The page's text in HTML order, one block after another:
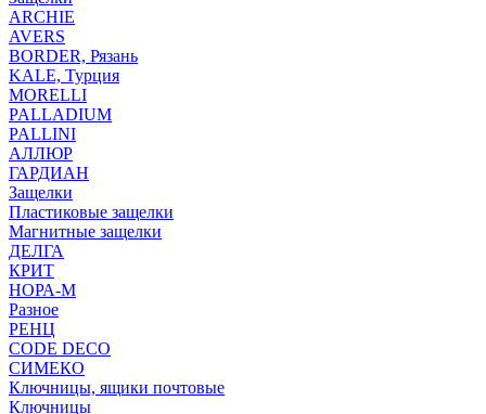
ARCHIE
AVERS
BORDER, Рязань
KALE, Турция
MORELLI
PALLADIUM
PALLINI
АЛЛЮР
ГАРДИАН
Защелки
Пластиковые защелки
Магнитные защелки
ДЕЛГА
КРИТ
НОРА-М
Разное
РЕНЦ
СODE DECO
СИМЕКО
Ключницы, ящики почтовые
Ключницы